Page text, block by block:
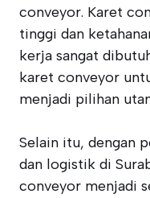
conveyor. Karet
tinggi dan
kerja sangat
karet conveyor
menjadi pilihan
Selain itu, dengan
dan logistik di
conveyor menjadi